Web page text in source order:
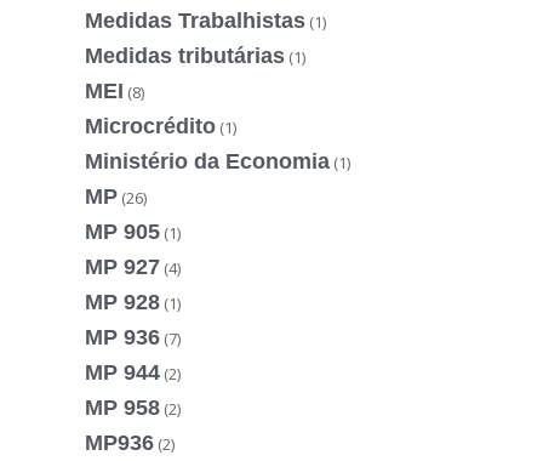
Medidas Trabalhistas (1)
Medidas tributárias (1)
MEI (8)
Microcrédito (1)
Ministério da Economia (1)
MP (26)
MP 905 (1)
MP 927 (4)
MP 928 (1)
MP 936 (7)
MP 944 (2)
MP 958 (2)
MP936 (2)